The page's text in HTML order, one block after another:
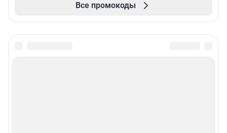
Все промокоды